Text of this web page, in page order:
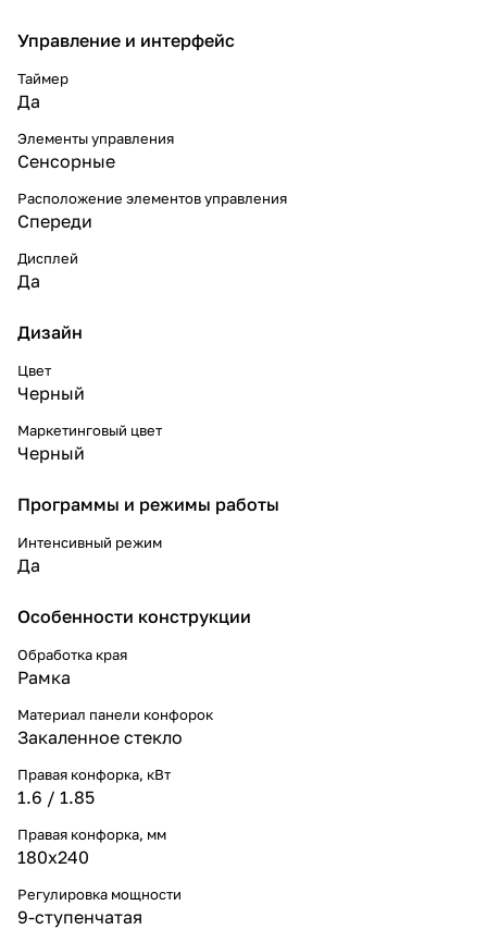
Управление и интерфейс
Таймер
Да
Элементы управления
Сенсорные
Расположение элементов управления
Спереди
Дисплей
Да
Дизайн
Цвет
Черный
Маркетинговый цвет
Черный
Программы и режимы работы
Интенсивный режим
Да
Особенности конструкции
Обработка края
Рамка
Материал панели конфорок
Закаленное стекло
Правая конфорка, кВт
1.6 / 1.85
Правая конфорка, мм
180х240
Регулировка мощности
9-ступенчатая